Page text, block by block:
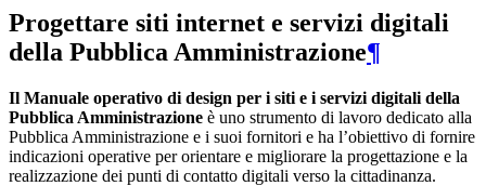
Progettare siti internet e servizi digitali
della Pubblica Amministrazione¶
Il Manuale operativo di design per i siti e i servizi digitali della
Pubblica Amministrazione è uno strumento di lavoro dedicato alla
Pubblica Amministrazione e i suoi fornitori e ha l’obiettivo di fornire
indicazioni operative per orientare e migliorare la progettazione e la
realizzazione dei punti di contatto digitali verso la cittadinanza.